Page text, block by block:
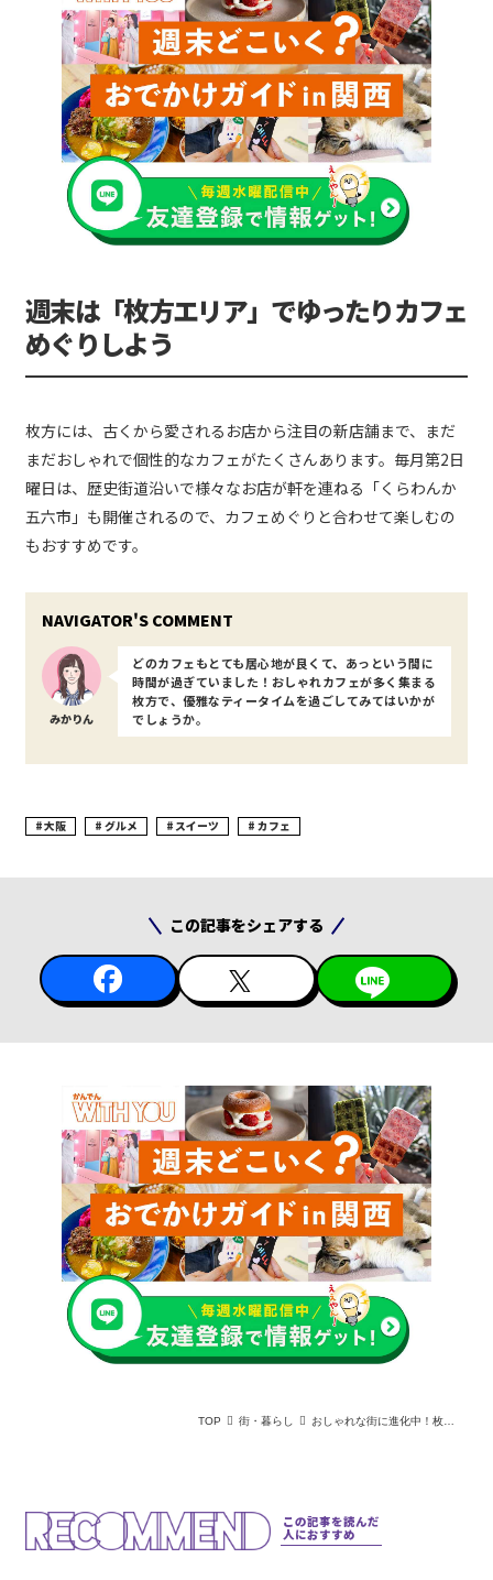
週末は「枚方エリア」でゆったりカフェ
めぐりしよう
枚方には、古くから愛されるお店から注目の新店舗まで、まだ
まだおしゃれで個性的なカフェがたくさんあります。毎月第2日
曜日は、歴史街道沿いで様々なお店が軒を連ねる「くらわんか
五六市」も開催されるので、カフェめぐりと合わせて楽しむの
もおすすめです。
みかりん
どのカフェもとても居心地が良くて、あっという間に
時間が過ぎていました！おしゃれカフェが多く集まる
枚方で、優雅なティータイムを過ごしてみてはいかが
でしょうか。
大阪 グルメ スイーツ カフェ
この記事をシェアする
TOP 街・暮らし おしゃれな街に進化中！枚方のおすすめおしゃれカフェMAP
この記事を読んだ
人におすすめ